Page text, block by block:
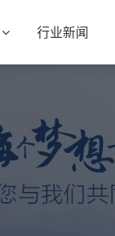
行业新闻